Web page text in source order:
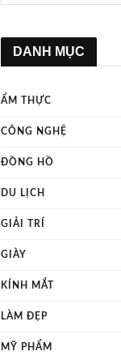
DANH MỤC
ẨM THỰC
CÔNG NGHỆ
ĐỒNG HỒ
DU LỊCH
GIẢI TRÍ
GIÀY
KÍNH MẮT
LÀM ĐẸP
MỸ PHẨM